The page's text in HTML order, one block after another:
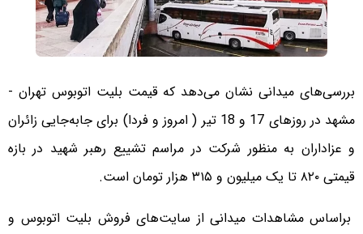
بررسی‌های میدانی نشان می‌دهد که قیمت بلیت اتوبوس تهران -
مشهد در روزهای 17 و 18 تیر ( امروز و فردا) برای جابه‌جایی زائران
و عزاداران به منظور شرکت در مراسم تشییع رهبر شهید در بازه
قیمتی ۸۲۰ تا یک میلیون و ۳۱۵ هزار تومان است.
براساس مشاهدات میدانی از سایت‌های فروش بلیت اتوبوس و